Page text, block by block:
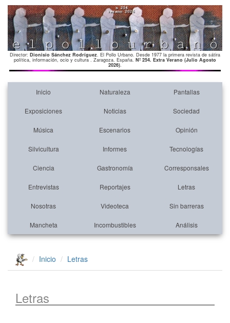
Director: Dionisio Sánchez Rodríguez. El Pollo Urbano. Desde 1977 la primera revista de sátira
política, información, ocio y cultura . Zaragoza. España. Nº 254. Extra Verano (Julio Agosto
2026).
Inicio Naturaleza Pantallas
Exposiciones Noticias Sociedad
Música Escenarios Opinión
Silvicultura Informes Tecnologías
Ciencia Gastronomía Corresponsales
Entrevistas Reportajes Letras
Nosotras Videoteca Sin barreras
Mancheta Incombustibles Análisis
Inicio Letras
Letras